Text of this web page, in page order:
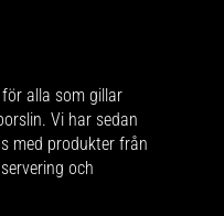
alla som gillar
Vi har sedan
med produkter från
och